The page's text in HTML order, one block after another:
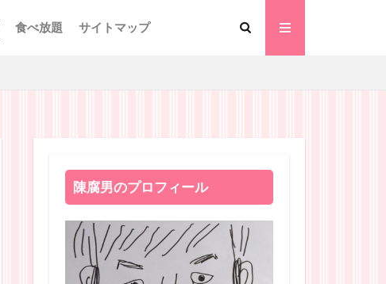
食べ放題 サイトマップ
陳腐男のプロフィール